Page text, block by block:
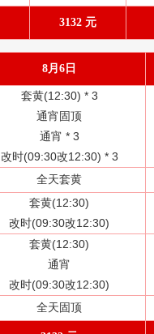
3132 元
8月6日
套黄(12:30) * 3
通宵固顶
通宵 * 3
改时(09:30改12:30) * 3
全天套黄
套黄(12:30)
改时(09:30改12:30)
套黄(12:30)
通宵
改时(09:30改12:30)
全天固顶